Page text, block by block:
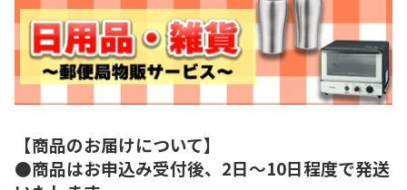
【商品のお届けについて】
●商品はお申込み受付後、2日～10日程度で発送